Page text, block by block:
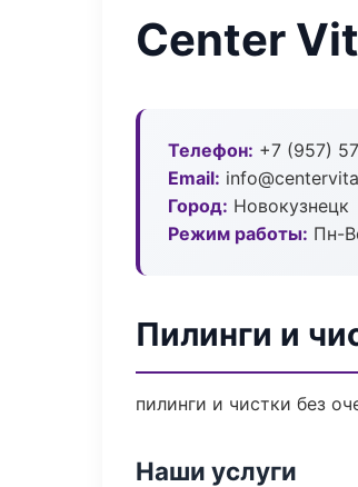
Center
Телефон: +7 (957)
Email:
Город: Новокузнецк
Режим работы: Пн-
Пилинги и
пилинги и чистки без
Наши услуги